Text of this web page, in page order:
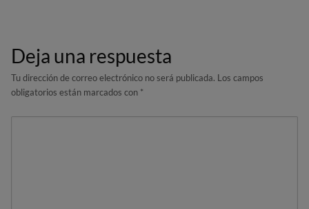
Deja una respuesta
Tu dirección de correo electrónico no será publicada. Los campos
obligatorios están marcados con *